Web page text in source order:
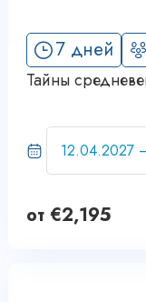
7 дней
Тайны
от €2,195